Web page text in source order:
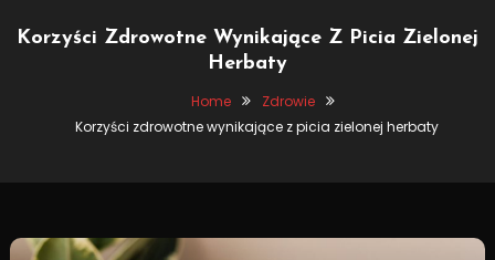
Korzyści Zdrowotne Wynikające Z Picia Zielonej
Herbaty
Home
Zdrowie
Korzyści zdrowotne wynikające z picia zielonej herbaty